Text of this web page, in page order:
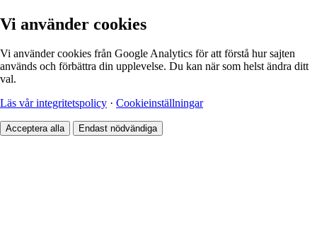
Vi använder cookies
Vi använder cookies från Google Analytics för att förstå hur sajten
används och förbättra din upplevelse. Du kan när som helst ändra ditt
val.
Läs vår integritetspolicy · Cookieinställningar
Acceptera alla Endast nödvändiga